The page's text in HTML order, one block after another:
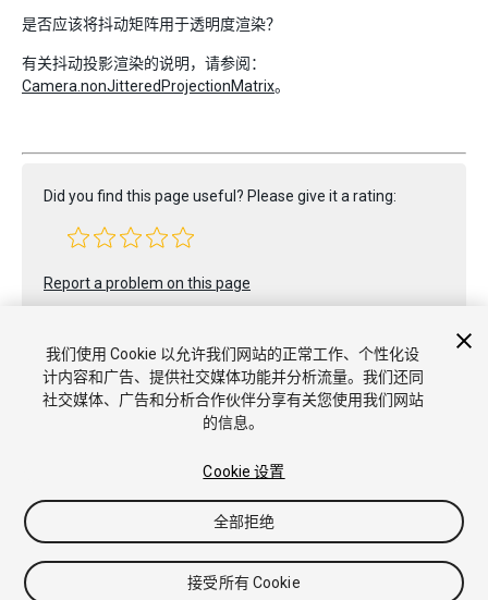
是否应该将抖动矩阵用于透明度渲染？
有关抖动投影渲染的说明，请参阅：
Camera.nonJitteredProjectionMatrix。
Did you find this page useful? Please give it a rating:
Report a problem on this page
论坛 Asset Store
我们使用 Cookie 以允许我们网站的正常工作、个性化设
计内容和广告、提供社交媒体功能并分析流量。我们还同
社交媒体、广告和分析合作伙伴分享有关您使用我们网站
的信息。
Cookie 设置
全部拒绝
接受所有 Cookie